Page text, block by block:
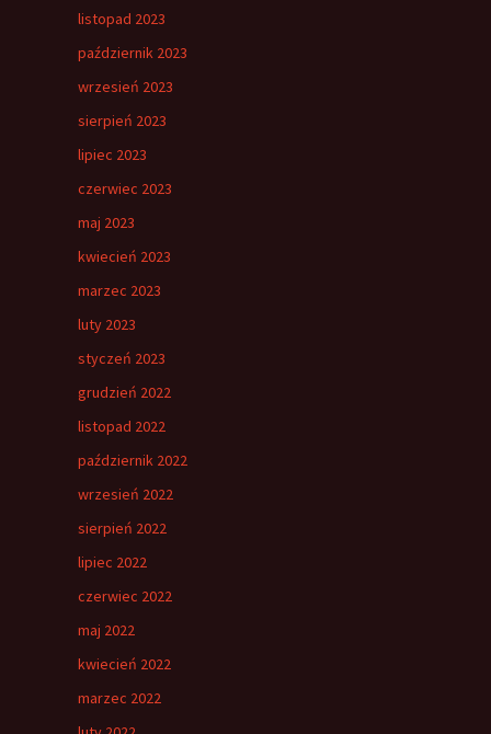
listopad 2023
październik 2023
wrzesień 2023
sierpień 2023
lipiec 2023
czerwiec 2023
maj 2023
kwiecień 2023
marzec 2023
luty 2023
styczeń 2023
grudzień 2022
listopad 2022
październik 2022
wrzesień 2022
sierpień 2022
lipiec 2022
czerwiec 2022
maj 2022
kwiecień 2022
marzec 2022